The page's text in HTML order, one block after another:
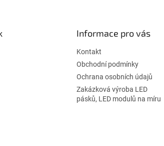
Informace pro vás
Kontakt
Obchodní podmínky
Ochrana osobních údajů
Zakázková výroba LED
pásků, LED modulů na míru